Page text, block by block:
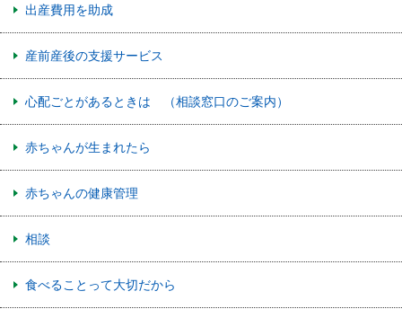
出産費用を助成
産前産後の支援サービス
心配ごとがあるときは （相談窓口のご案内）
赤ちゃんが生まれたら
赤ちゃんの健康管理
相談
食べることって大切だから